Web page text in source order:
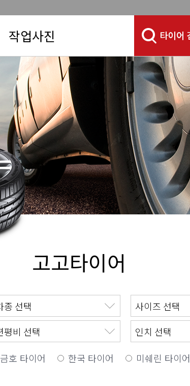
작업사진
고고타이어
금호 타이어 한국 타이어 미쉐린 타이어